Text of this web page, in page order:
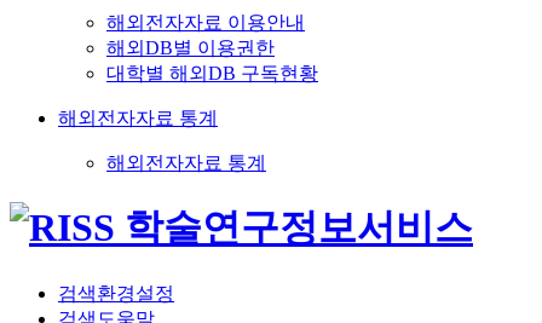
해외전자자료 이용안내
해외DB별 이용권한
대학별 해외DB 구독현황
해외전자자료 통계
해외전자자료 통계
검색환경설정
검색도움말